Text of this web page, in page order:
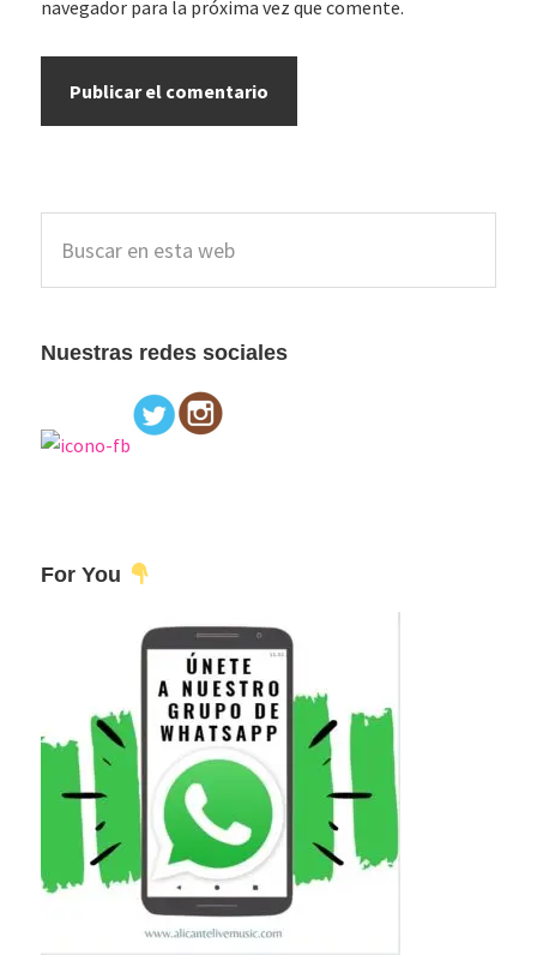
navegador para la próxima vez que comente.
Barra
lateral
esta
Nuestras redes sociales
For You